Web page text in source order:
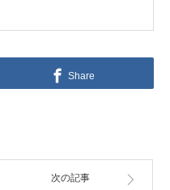
Share
次の記事